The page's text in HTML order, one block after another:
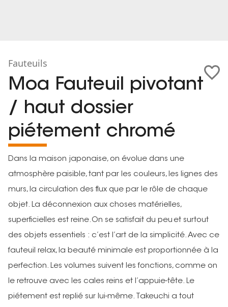
Fauteuils
Moa Fauteuil pivotant
/ haut dossier
piétement chromé
Dans la maison japonaise, on évolue dans une
atmosphère paisible, tant par les couleurs, les lignes des
murs, la circulation des flux que par le rôle de chaque
objet. La déconnexion aux choses matérielles,
superficielles est reine. On se satisfait du peu et surtout
des objets essentiels : c’est l’art de la simplicité. Avec ce
fauteuil relax, la beauté minimale est proportionnée à la
perfection. Les volumes suivent les fonctions, comme on
le retrouve avec les cales reins et l’appuie-tête. Le
piétement est replié sur lui-même. Takeuchi a tout